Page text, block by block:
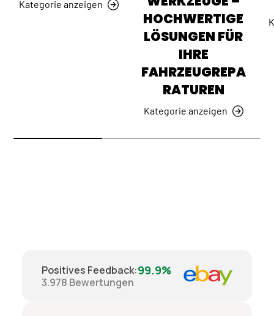
Kategorie anzeigen
HOCHWERTIGE
LÖSUNGEN FÜR
IHRE
FAHRZEUGREPA
RATUREN
Kategorie anzeigen
Positives Feedback:99.9%
3.978 Bewertungen